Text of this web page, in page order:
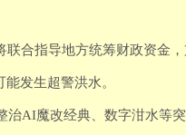
合指导地方统筹财政资金，
发生超警洪水。
AI魔改经典、数字泔水等突